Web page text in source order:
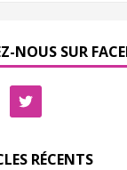
NOUS SUR
RÉCENTS